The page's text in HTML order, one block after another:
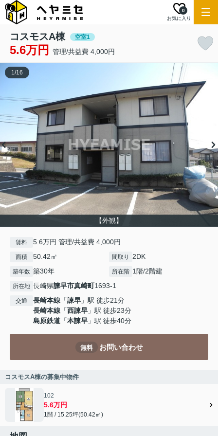
お気に入り
0
コスモスA棟 空室1
5.6万円 管理/共益費 4,000円
【外観】
1/16
賃料 5.6万円 管理/共益費 4,000円
面積 50.42㎡ 間取り 2DK
築年数 築30年 所在階 1階/2階建
所在地 長崎県諫早市真崎町1693-1
交通 長崎本線 「諫早 」駅 徒歩21分
長崎本線 「西諫早 」駅 徒歩23分
島原鉄道 「本諫早 」駅 徒歩40分
無料 お問い合わせ
コスモスA棟の募集中物件
102
5.6万円
1階 / 15.25坪(50.42㎡)